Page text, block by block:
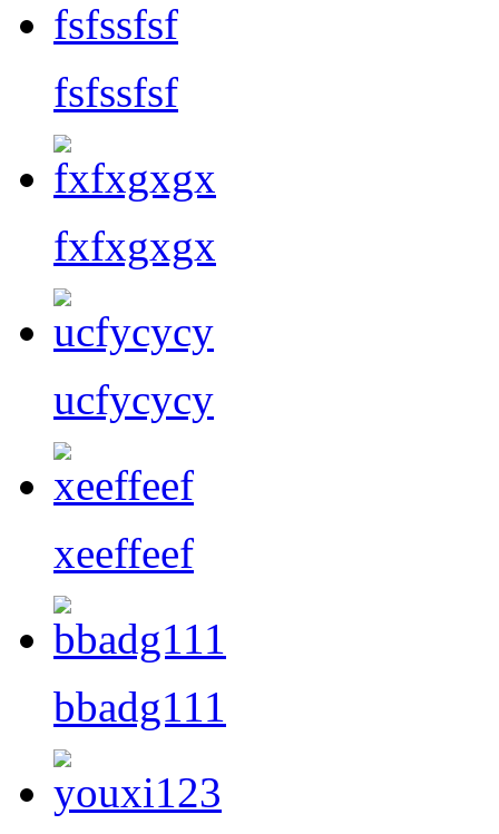
fsfssfsf
fxfxgxgx
ucfycycy
xeeffeef
bbadg111